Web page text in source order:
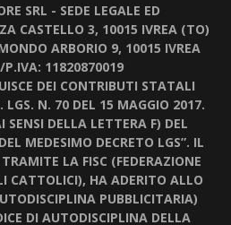
SRL - SEDE LEGALE ED
CASTELLO 3, 10015 IVREA (TO)
ARBORIO 9, 10015 IVREA
P.IVA: 11820870019
DEI CONTRIBUTI STATALI
LGS. N. 70 DEL 15 MAGGIO 2017.
SENSI DELLA LETTERA F) DEL
MEDESIMO DECRETO LGS”. IL
LA FISC (FEDERAZIONE
CATTOLICI), HA ADERITO ALLO
PUBBLICITARIA)
DI AUTODISCIPLINA DELLA